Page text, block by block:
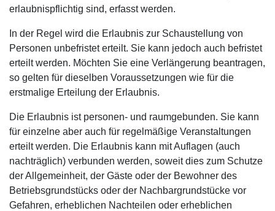
erlaubnispflichtig sind, erfasst werden.
In der Regel wird die Erlaubnis zur Schaustellung von
Personen unbefristet erteilt. Sie kann jedoch auch befristet
erteilt werden. Möchten Sie eine Verlängerung beantragen,
so gelten für dieselben Voraussetzungen wie für die
erstmalige Erteilung der Erlaubnis.
Die Erlaubnis ist personen- und raumgebunden. Sie kann
für einzelne aber auch für regelmäßige Veranstaltungen
erteilt werden. Die Erlaubnis kann mit Auflagen (auch
nachträglich) verbunden werden, soweit dies zum Schutze
der Allgemeinheit, der Gäste oder der Bewohner des
Betriebsgrundstücks oder der Nachbargrundstücke vor
Gefahren, erheblichen Nachteilen oder erheblichen